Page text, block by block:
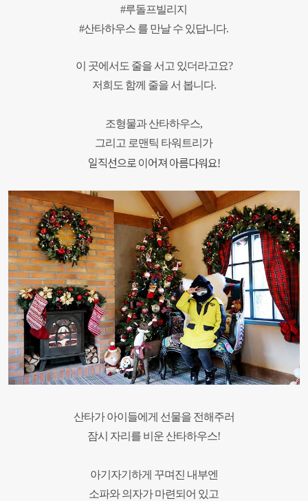
#루돌프빌리지
#산타하우스 를 만날 수 있답니다.
이 곳에서도 줄을 서고 있더라고요?
저희도 함께 줄을 서 봅니다.
조형물과 산타하우스,
그리고 로맨틱 타워트리가
일직선으로 이어져 아름다워요!
산타가 아이들에게 선물을 전해주러
잠시 자리를 비운 산타하우스!
아기자기하게 꾸며진 내부엔
소파와 의자가 마련되어 있고